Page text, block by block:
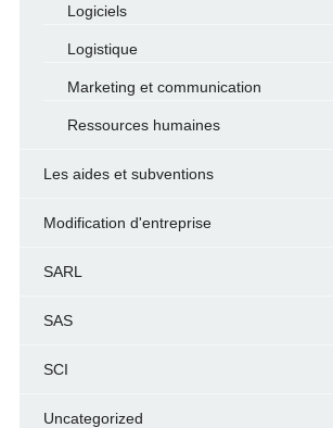
Logiciels
Logistique
Marketing et communication
Ressources humaines
Les aides et subventions
Modification d'entreprise
SARL
SAS
SCI
Uncategorized